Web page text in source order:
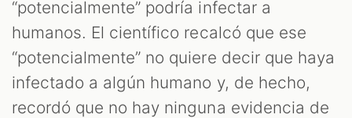
“potencialmente” podría infectar a
humanos. El científico recalcó que ese
“potencialmente” no quiere decir que haya
infectado a algún humano y, de hecho,
recordó que no hay ninguna evidencia de